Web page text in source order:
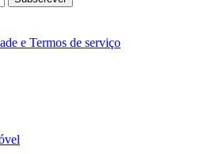
e Termos de serviço